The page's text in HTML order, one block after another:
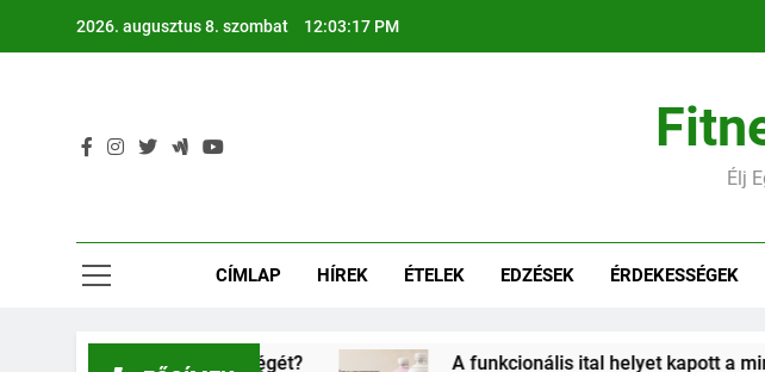
2026. augusztus 8. szombat 12:03:18 PM
Élj
CÍMLAP HÍREK ÉTELEK EDZÉSEK ÉRDEKESSÉGEK
egészségét? A funkcionális ital helyet kapott a